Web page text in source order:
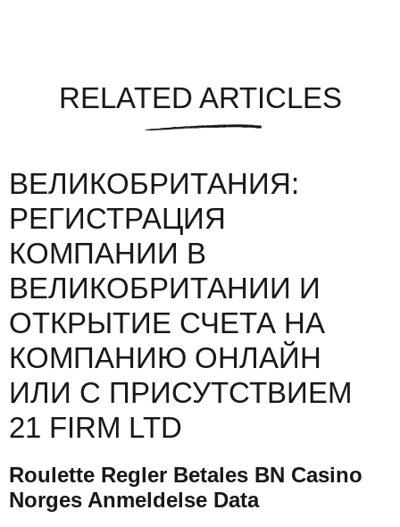
RELATED ARTICLES
ВЕЛИКОБРИТАНИЯ:
РЕГИСТРАЦИЯ
КОМПАНИИ В
ВЕЛИКОБРИТАНИИ И
ОТКРЫТИЕ СЧЕТА НА
КОМПАНИЮ ОНЛАЙН
ИЛИ С ПРИСУТСТВИЕМ
21 FIRM LTD
Roulette Regler Betales BN Casino
Norges Anmeldelse Data